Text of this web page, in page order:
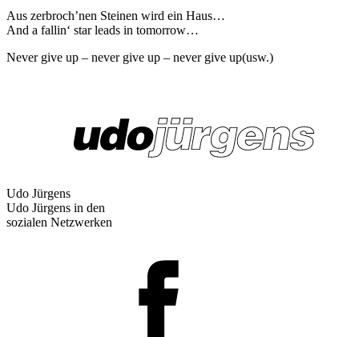
Aus zerbroch’nen Steinen wird ein Haus…
And a fallin‘ star leads in tomorrow…
Never give up – never give up – never give up(usw.)
Udo Jürgens
Udo Jürgens in den
sozialen Netzwerken